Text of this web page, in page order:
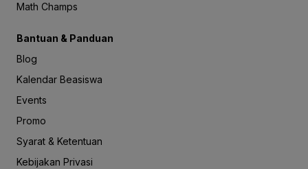
Math Champs
Bantuan & Panduan
Blog
Kalendar Beasiswa
Events
Promo
Syarat & Ketentuan
Kebijakan Privasi